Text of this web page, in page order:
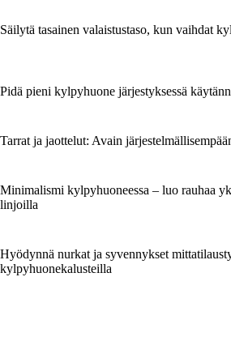
Säilytä tasainen valaistustaso, kun vaihdat
Pidä pieni kylpyhuone järjestyksessä
Tarrat ja jaottelut: Avain
Minimalismi kylpyhuoneessa – luo rauhaa
linjoilla
Hyödynnä nurkat ja syvennykset
kylpyhuonekalusteilla